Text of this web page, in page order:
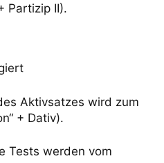
Partizip II).
Aktivsatzes wird zum
+ Dativ).
Tests werden vom